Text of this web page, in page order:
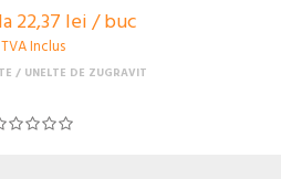
22,37 lei / buc
TVA Inclus
UNELTE DE ZUGRAVIT